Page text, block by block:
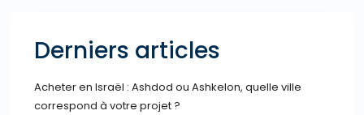
Derniers articles
Acheter en Israël : Ashdod ou Ashkelon, quelle ville
correspond à votre projet ?